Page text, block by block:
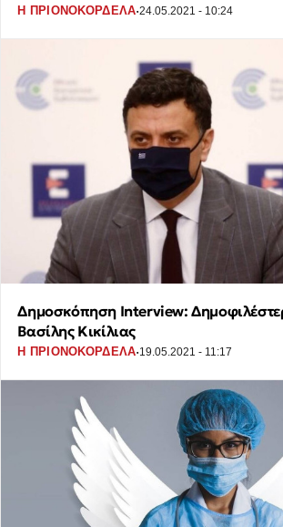
Η ΠΡΙΟΝΟΚΟΡΔΕΛΑ·24.05.2021 - 10:24
Δημοσκόπηση Interview:
Βασίλης Κικίλιας
Η ΠΡΙΟΝΟΚΟΡΔΕΛΑ·19.05.2021 - 11:17